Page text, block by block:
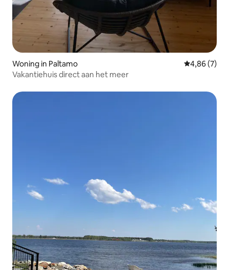
Woning in Paltamo Gemiddelde
4,86 (7)
Vakantiehuis direct aan het meer